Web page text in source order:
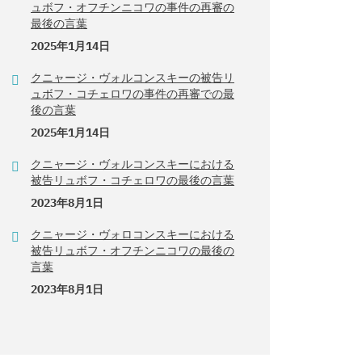
ュボフ・オフチンニコワの事件の再審の
最後の言葉
2025年1月14日
クニャージ・ヴォルコンスキーの被告リ
ュボフ・コチェロワの事件の再審での最
後の言葉
2025年1月14日
クニャージ・ヴォルコンスキーにおける
被告リュボフ・コチェロワの最後の言葉
2023年8月1日
クニャージ・ヴォロコンスキーにおける
被告リュボフ・オフチンニコワの最後の
言葉
2023年8月1日